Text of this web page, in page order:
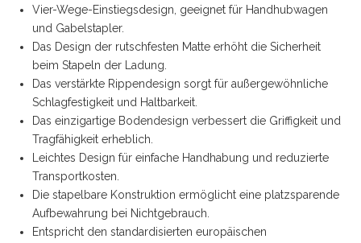
Vier-Wege-Einstiegsdesign, geeignet für Handhubwagen
und Gabelstapler.
Das Design der rutschfesten Matte erhöht die Sicherheit
beim Stapeln der Ladung.
Das verstärkte Rippendesign sorgt für außergewöhnliche
Schlagfestigkeit und Haltbarkeit.
Das einzigartige Bodendesign verbessert die Griffigkeit und
Tragfähigkeit erheblich.
Leichtes Design für einfache Handhabung und reduzierte
Transportkosten.
Die stapelbare Konstruktion ermöglicht eine platzsparende
Aufbewahrung bei Nichtgebrauch.
Entspricht den standardisierten europäischen